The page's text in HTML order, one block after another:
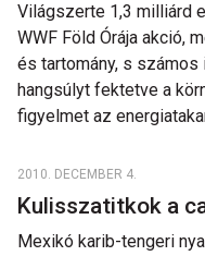
Világszerte 1,3 milliárd
WWF Föld Órája akció,
és tartomány, s
hangsúlyt fektetve a
figyelmet az
2010. DECEMBER 4.
Kulisszatitkok a
Mexikó karib-tengeri